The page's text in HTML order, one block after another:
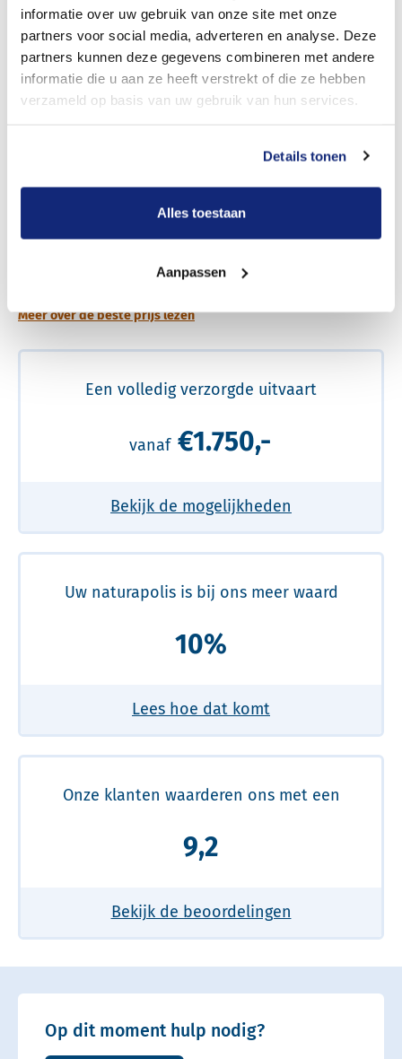
informatie over uw gebruik van onze site met onze
partners voor social media, adverteren en analyse. Deze
partners kunnen deze gegevens combineren met andere
informatie die u aan ze heeft verstrekt of die ze hebben
verzameld op basis van uw gebruik van hun services.
Details tonen
Alles toestaan
Aanpassen
Meer over de beste prijs lezen
Een volledig verzorgde uitvaart
vanaf €1.750,-
Bekijk de mogelijkheden
Uw naturapolis is bij ons meer waard
10%
Lees hoe dat komt
Onze klanten waarderen ons met een
9,2
Bekijk de beoordelingen
Op dit moment hulp nodig?